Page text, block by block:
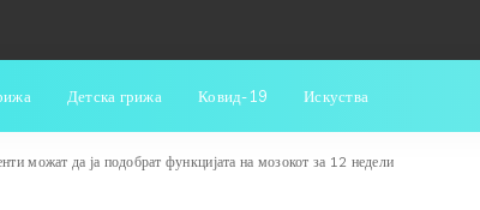
Детска грижа Ковид-19 Искуства
можат да ја подобрат функцијата на мозокот за 12 недели